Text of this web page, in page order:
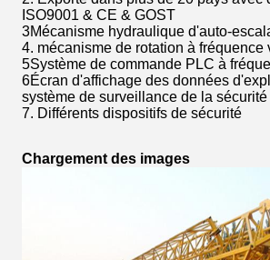
ISO9001 & CE & GOST
3Mécanisme hydraulique d'auto-
4. mécanisme de rotation à fréquence
5Système de commande PLC à
6Écran d'affichage des données
système de surveillance de la
7. Différents dispositifs de sécurité
Chargement des images